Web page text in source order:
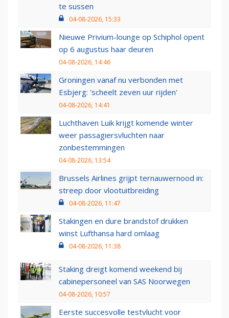
te sussen
04-08-2026, 15:33
Nieuwe Privium-lounge op Schiphol opent
op 6 augustus haar deuren
04-08-2026, 14:46
Groningen vanaf nu verbonden met
Esbjerg: 'scheelt zeven uur rijden'
04-08-2026, 14:41
Luchthaven Luik krijgt komende winter
weer passagiersvluchten naar
zonbestemmingen
04-08-2026, 13:54
Brussels Airlines grijpt ternauwernood in:
streep door vlootuitbreiding
04-08-2026, 11:47
Stakingen en dure brandstof drukken
winst Lufthansa hard omlaag
04-08-2026, 11:38
Staking dreigt komend weekend bij
cabinepersoneel van SAS Noorwegen
04-08-2026, 10:57
Eerste succesvolle testvlucht voor